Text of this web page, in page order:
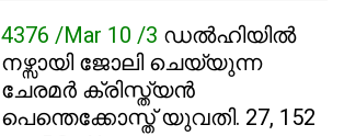
4376 /Mar 10 /3 ഡൽഹിയിൽ
നഴ്സായി ജോലി ചെയ്യുന്ന
ചേരമർ ക്രിസ്ത്യൻ
പെന്തെക്കോസ്ത് യുവതി. 27, 152